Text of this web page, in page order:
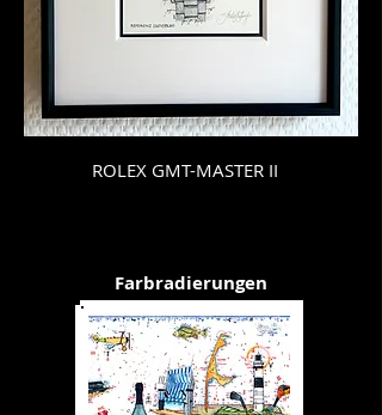
ROLEX GMT-MASTER II
Farbradierungen